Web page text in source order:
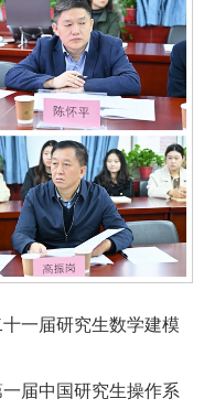
一届研究生数学建模
届中国研究生操作系